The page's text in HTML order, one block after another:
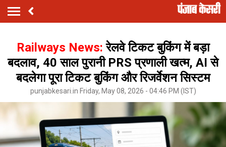
Railways News:रेलवे टिकट बुकिंग में बड़ा
बदलाव, 40 साल पुरानी PRS प्रणाली खत्म, AI से
बदलेगा पूरा टिकट बुकिंग और रिजर्वेशन सिस्टम
punjabkesari.in Friday, May 08, 2026 - 04:46 PM (IST)